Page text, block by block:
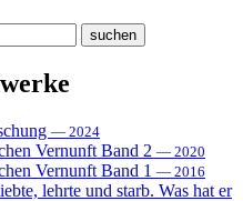
— 2024
Vernunft Band 2 — 2020
Vernunft Band 1 — 2016
lehrte und starb. Was hat er